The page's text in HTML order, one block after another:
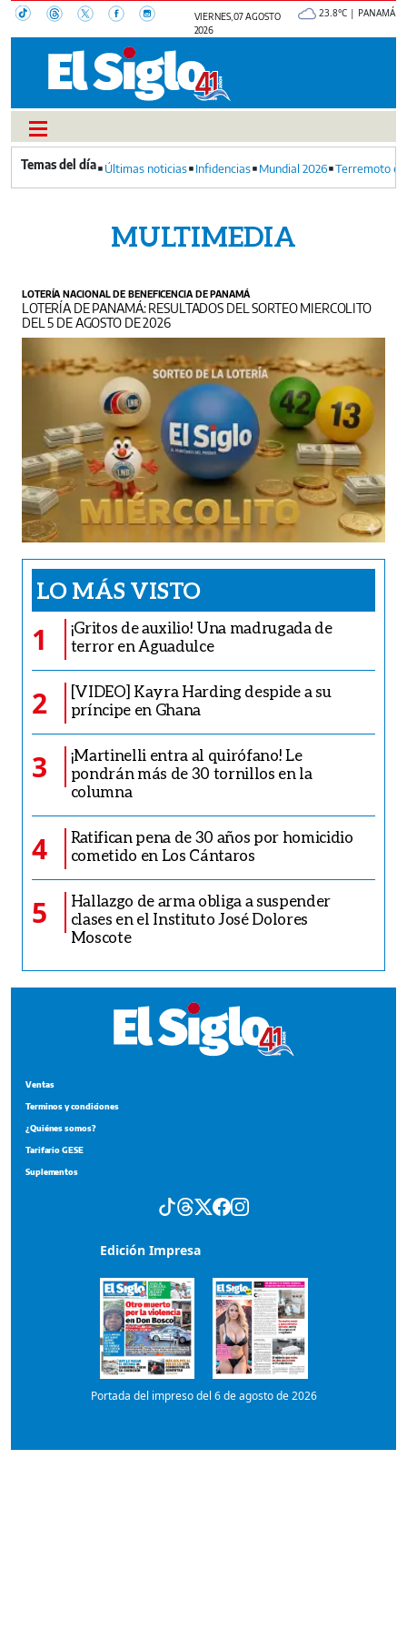
VIERNES, 07 AGOSTO
2026
23.8°C | PANAMÁ
Últimas noticias Infidencias Mundial 2026 Terremoto
MULTIMEDIA
LOTERÍA NACIONAL DE BENEFICENCIA DE PANAMÁ
LOTERÍA DE PANAMÁ: RESULTADOS DEL SORTEO MIERCOLITO
DEL 5 DE AGOSTO DE 2026
LO MÁS VISTO
1
¡Gritos de auxilio! Una madrugada de
terror en Aguadulce
2
[VIDEO] Kayra Harding despide a su
príncipe en Ghana
3
¡Martinelli entra al quirófano! Le
pondrán más de 30 tornillos en la
columna
4
Ratifican pena de 30 años por homicidio
cometido en Los Cántaros
5
Hallazgo de arma obliga a suspender
clases en el Instituto José Dolores
Moscote
Ventas
Terminos y condiciones
¿Quiénes somos?
Tarifario GESE
Suplementos
Edición Impresa
Portada del impreso del 6 de agosto de 2026